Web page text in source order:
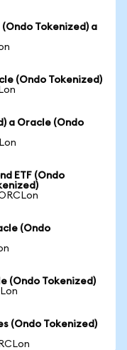
(Ondo Tokenized) a
(Ondo Tokenized)
a Oracle (Ondo
ETF (Ondo
(Ondo
(Ondo Tokenized)
(Ondo Tokenized)